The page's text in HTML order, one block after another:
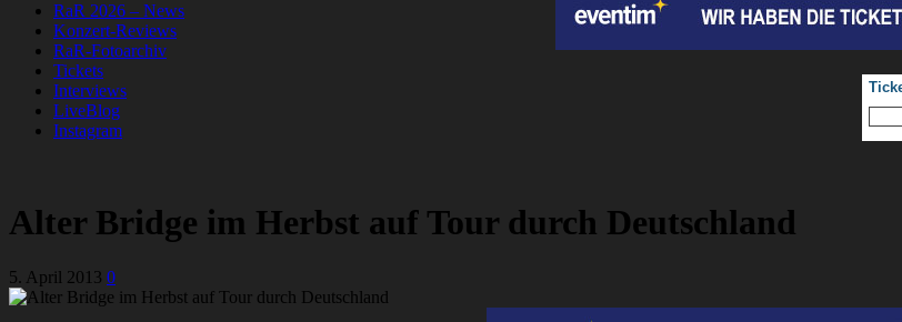
RaR 2026 – News
Konzert-Reviews
RaR-Fotoarchiv
Tickets
Interviews
LiveBlog
Instagram
Alter Bridge im Herbst auf Tour durch Deutschland
5. April 2013 0